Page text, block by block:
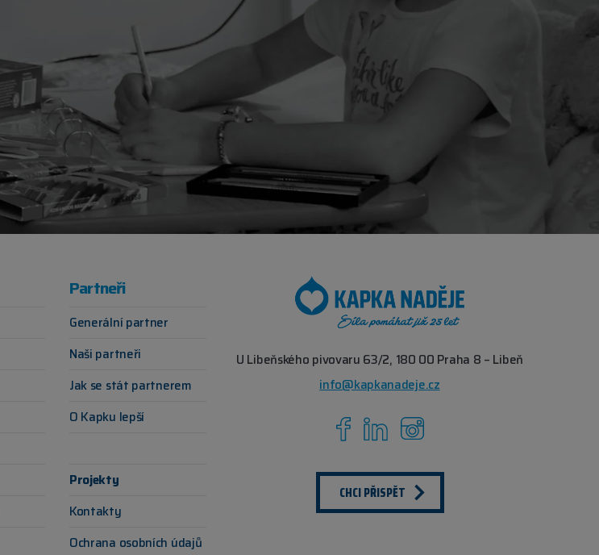
Partneři
Generální partner
Naši partneři
Jak se stát partnerem
O Kapku lepší
Projekty
Kontakty
Ochrana osobních údajů
U Libeňského pivovaru 63/2, 180 00 Praha 8 – Libeň
info@kapkanadeje.cz
CHCI PŘISPĚT